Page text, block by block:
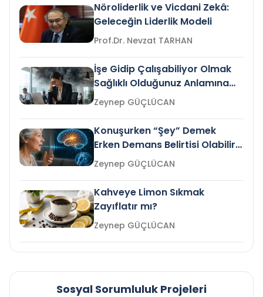
Nöroliderlik ve Vicdani Zekâ:
Geleceğin Liderlik Modeli
Prof.Dr. Nevzat TARHAN
İşe Gidip Çalışabiliyor Olmak
Sağlıklı Olduğunuz Anlamına
Gelir mi?Zeynep GÜÇLÜCAN
Konuşurken “Şey” Demek
Erken Demans Belirtisi Olabilir
mi?
Zeynep GÜÇLÜCAN
Kahveye Limon Sıkmak
Zayıflatır mı?
Zeynep GÜÇLÜCAN
Sosyal Sorumluluk Projeleri